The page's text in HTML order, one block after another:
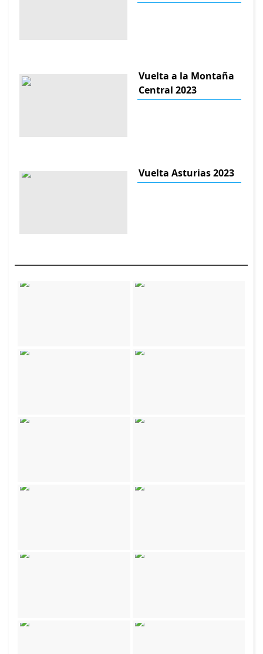
Vuelta a la Montaña
Central 2023
Vuelta Asturias 2023